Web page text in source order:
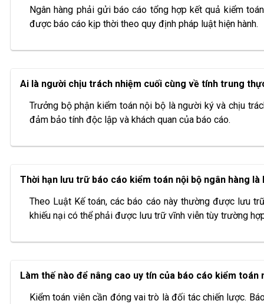
Ngân hàng phải gửi báo cáo tổng hợp kết quả kiểm
được báo cáo kịp thời theo quy định pháp luật hiện hành.
Ai là người chịu trách nhiệm cuối cùng về tính trung
Trưởng bộ phận kiểm toán nội bộ là người ký và chịu
đảm bảo tính độc lập và khách quan của báo cáo.
Thời hạn lưu trữ báo cáo kiểm toán nội bộ ngân hàng là
Theo Luật Kế toán, các báo cáo này thường được lưu
khiếu nại có thể phải được lưu trữ vĩnh viễn tùy trường
Làm thế nào để nâng cao uy tín của báo cáo kiểm toán
Kiểm toán viên cần đóng vai trò là đối tác chiến lược.